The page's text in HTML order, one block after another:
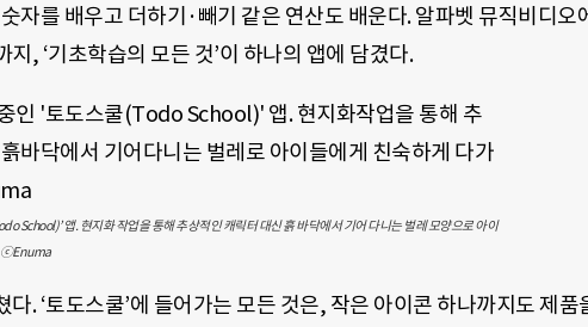
숫자를 배우고 더하기·빼기 같은 연산도 배운다.알파벳 뮤직비디오
지 , ‘기초학습의 모든 것’이 하나의 앱에 담겼다.
School)’ 앱. 현지화 작업을 통해 추상적인 캐릭터 대신 흙 바닥에서 기어 다니는 벌레 모양으로 아이
ⓒEnuma
다. ‘토도스쿨’에 들어가는 모든 것은, 작은 아이콘 하나까지도 제품